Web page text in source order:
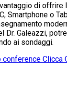
di
Smartphone o
Dr. Galeazzi,
ai sondaggi.
Clicca